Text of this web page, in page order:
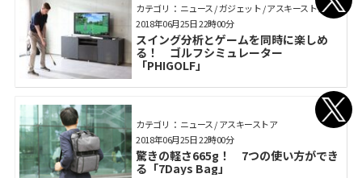
カテゴリ： ニュース / ガジェット / アスキーストア
スイング分析とゲームを同時に楽しめ
る！ ゴルフシミュレーター
「PHIGOLF」
2018年06月25日 22時00分
カテゴリ： ニュース / アスキーストア
驚きの軽さ665g！ 7つの使い方ができ
る「7Days Bag」
2018年06月25日 22時00分